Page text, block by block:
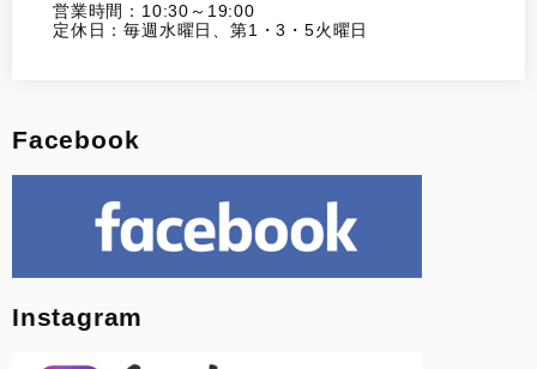
営業時間：10:30～19:00
定休日：毎週水曜日、第1・3・5火曜日
Facebook
Instagram